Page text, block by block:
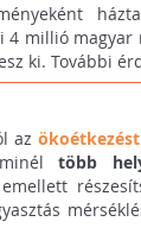
4 millió
ki. További
azökoétkezést
minéltöbb
emellett